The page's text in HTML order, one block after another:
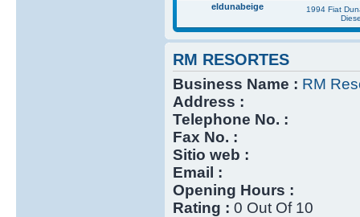
eldunabeige
1994 Fiat
RM RESORTES
Business Name : RM
Address :
Telephone No. :
Fax No. :
Sitio web :
Email :
Opening Hours :
Rating : 0 Out Of 10